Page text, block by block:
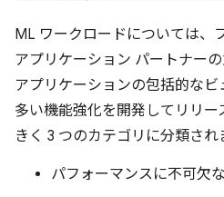
ML ワークロードについては、
アプリケーション パートナー
アプリケーションの包括的な
多い機能強化を開発してリリ
きく 3 つのカテゴリに分類され
パフォーマンスに不可欠